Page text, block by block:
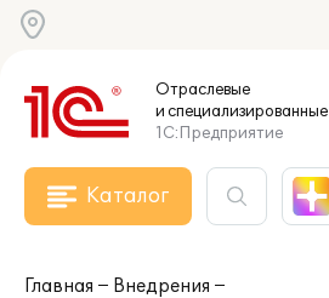
Отраслевые
и специализированные
1С:Предприятие
Каталог
Главная
Внедрения